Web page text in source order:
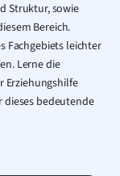
Struktur, sowie
Bereich.
Fachgebiets leichter
Lerne die
Erziehungshilfe
dieses bedeutende